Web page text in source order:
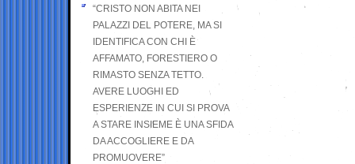
“CRISTO NON ABITA NEI
PALAZZI DEL POTERE, MA SI
IDENTIFICA CON CHI È
AFFAMATO, FORESTIERO O
RIMASTO SENZA TETTO.
AVERE LUOGHI ED
ESPERIENZE IN CUI SI PROVA
A STARE INSIEME È UNA SFIDA
DA ACCOGLIERE E DA
PROMUOVERE”